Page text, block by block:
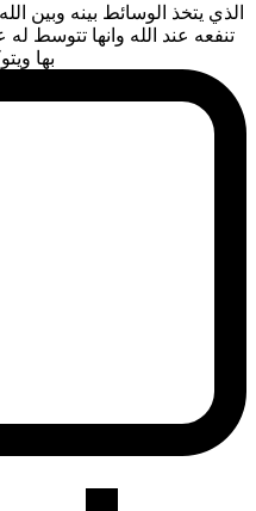
الذي يتخذ الوسائط بينه وبين
تنفعه عند الله وانها تتوسط له
بها